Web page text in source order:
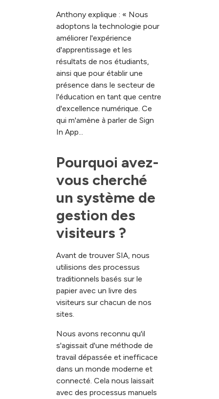
Anthony explique : « Nous
adoptons la technologie pour
améliorer l'expérience
d'apprentissage et les
résultats de nos étudiants,
ainsi que pour établir une
présence dans le secteur de
l'éducation en tant que centre
d'excellence numérique. Ce
qui m'amène à parler de Sign
In App...
Pourquoi avez-
vous cherché
un système de
gestion des
visiteurs ?
Avant de trouver SIA, nous
utilisions des processus
traditionnels basés sur le
papier avec un livre des
visiteurs sur chacun de nos
sites.
Nous avons reconnu qu'il
s'agissait d'une méthode de
travail dépassée et inefficace
dans un monde moderne et
connecté. Cela nous laissait
avec des processus manuels